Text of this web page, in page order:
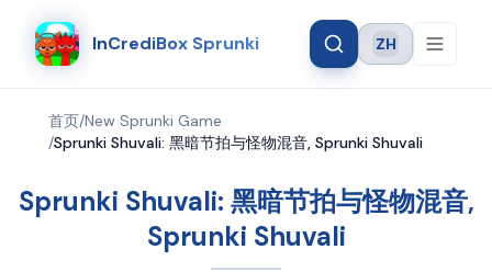
InCrediBox Sprunki Language
ZH
首页/New Sprunki Game
/Sprunki Shuvali: 黑暗节拍与怪物混音, Sprunki Shuvali
Sprunki Shuvali: 黑暗节拍与怪物混音,
Sprunki Shuvali